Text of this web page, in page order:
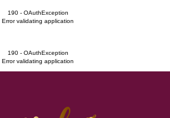
190 - OAuthException
Error validating application
190 - OAuthException
Error validating application